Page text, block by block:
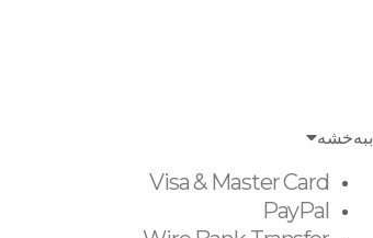
ببەخشە
Visa & Master Card
PayPal